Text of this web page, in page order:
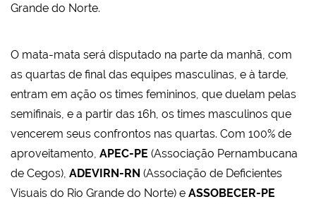
Grande do Norte.
O mata-mata será disputado na parte da manhã, com
as quartas de final das equipes masculinas, e à tarde,
entram em ação os times femininos, que duelam pelas
semifinais, e a partir das 16h, os times masculinos que
vencerem seus confrontos nas quartas. Com 100% de
aproveitamento, APEC-PE (Associação Pernambucana
de Cegos), ADEVIRN-RN (Associação de Deficientes
Visuais do Rio Grande do Norte) e ASSOBECER-PE